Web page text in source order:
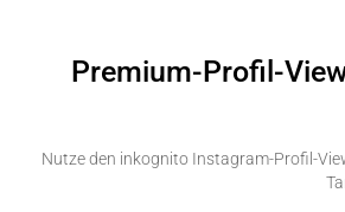
Premium-Profil-
Nutze den inkognito Instagram-Profil-